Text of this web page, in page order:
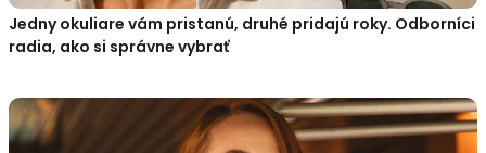
Jedny okuliare vám pristanú, druhé pridajú roky. Odborníci
radia, ako si správne vybrať